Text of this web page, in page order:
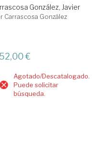
González, Javier
Carrascosa González
52,00 €
Agotado/Descatalogado.
Puede solicitar
búsqueda.